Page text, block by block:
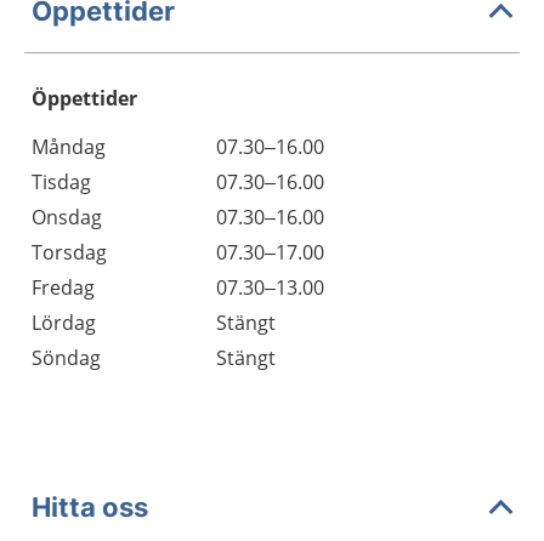
Öppettider
Öppettider
Dag
Öppettider
Kommentarer
Måndag
07.30–16.00
Tisdag
07.30–16.00
Onsdag
07.30–16.00
Torsdag
07.30–17.00
Fredag
07.30–13.00
Lördag
Stängt
Söndag
Stängt
Hitta oss